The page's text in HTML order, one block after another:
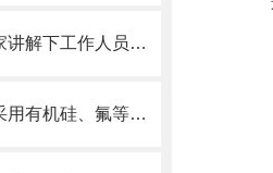
机床防护罩生产厂家讲解下工作人员操作的时候需要注意的地方
耐高温方形软连接采用有机硅、氟等高分子材料涂覆处理